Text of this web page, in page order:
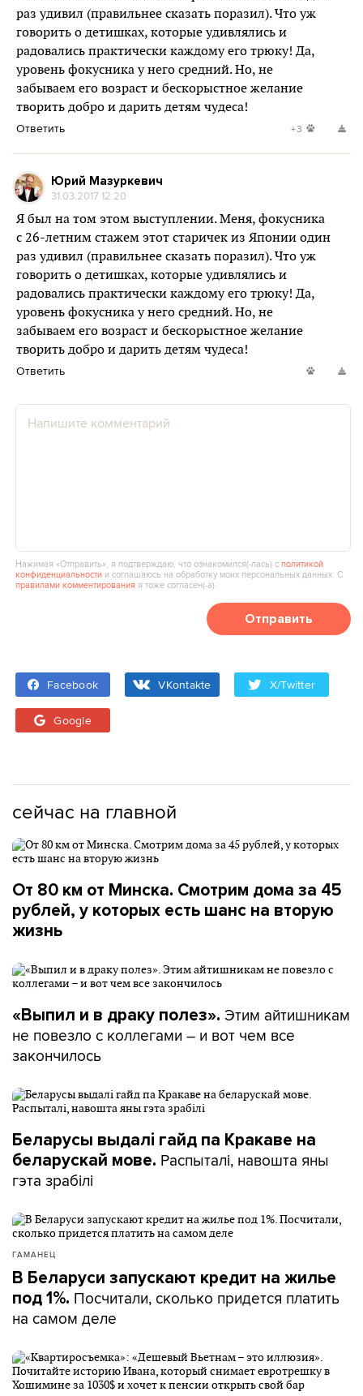
раз удивил (правильнее сказать поразил). Что уж
говорить о детишках, которые удивлялись и
радовались практически каждому его трюку! Да,
уровень фокусника у него средний. Но, не
забываем его возраст и бескорыстное желание
творить добро и дарить детям чудеса!
Ответить +3
Юрий Мазуркевич
31.03.2017 12:20
Я был на том этом выступлении. Меня, фокусника
с 26-летним стажем этот старичек из Японии один
раз удивил (правильнее сказать поразил). Что уж
говорить о детишках, которые удивлялись и
радовались практически каждому его трюку! Да,
уровень фокусника у него средний. Но, не
забываем его возраст и бескорыстное желание
творить добро и дарить детям чудеса!
Ответить
Нажимая «Отправить», я подтверждаю, что ознакомился(‑лась) сполитикой
конфиденциальности и соглашаюсь на обработку моих персональных данных. С
правилами комментирования я тоже согласен(‑а).
Отправить
Facebook VKontakte X/Twitter
Google
сейчас на главной
От 80 км от Минска. Смотрим дома за 45
рублей, у которых есть шанс на вторую
жизнь
«Выпил и в драку полез». Этим айтишникам
не повезло с коллегами – и вот чем все
закончилось
Беларусы выдалі гайд па Кракаве на
беларускай мове. Распыталі, навошта яны
гэта зрабілі
ГАМАНЕЦ
В Беларуси запускают кредит на жилье
под 1%. Посчитали, сколько придется платить
на самом деле